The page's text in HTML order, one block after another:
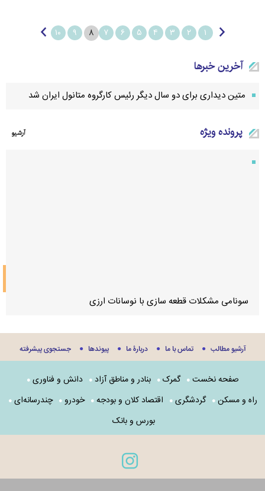
۱ ۲ ۳ ۴ ۵ ۶ ۷ ۸ ۹ ۱۰
آخرین خبرها
متین دیداری برای دو سال دیگر رئیس کارگروه متانول ایران شد
آرشيو پرونده ویژه
سونامی مشکلات قطعه سازی با نوسانات ارزی
آرشیو مطالب تماس با ما دربارۀ ما پيوندها جستجوی پيشرفته
صفحه نخست گمرک بنادر و مناطق آزاد
دانش و فناوری
راه و مسکن
گردشگری اقتصاد کلان و بودجه خودرو
چندرسانه‌ای
بورس و بانک